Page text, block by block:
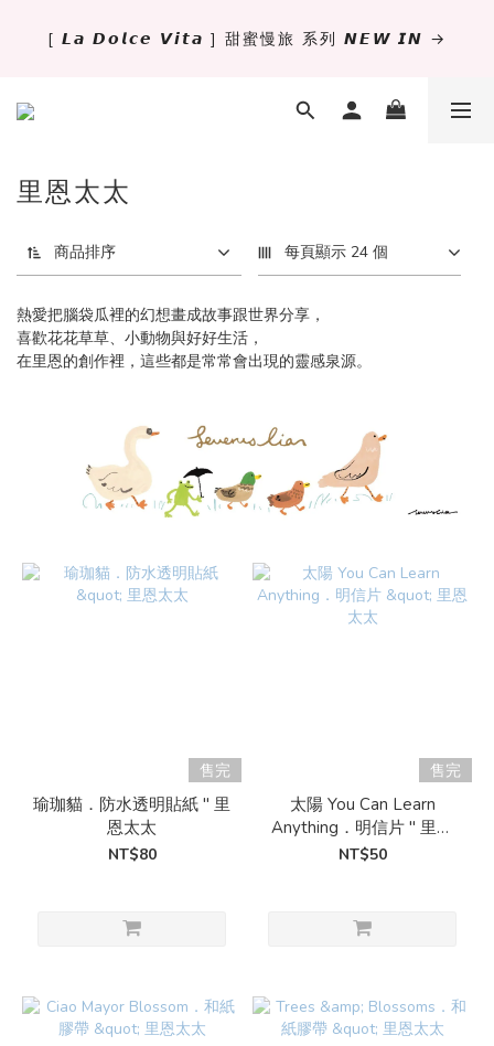
✨萬用手冊新尺寸進駐 .ᐟ.ᐟ  ꒰ 𝐌𝐈𝐍𝐈𝟔 這裡挑 ➜ ꒱
[ 𝙇𝙖 𝘿𝙤𝙡𝙘𝙚 𝙑𝙞𝙩𝙖 ] 甜蜜慢旅 系列 𝙉𝙀𝙒 𝙄𝙉 →
獨立文具店 X iMAT 聯名印章墊 ୨୧💝滿額送蛇年限定切
✨萬用手冊新尺寸進駐 .ᐟ.ᐟ  ꒰ 𝐌𝐈𝐍𝐈𝟔 這裡挑 ➜ ꒱
里恩太太
商品排序 每頁顯示 24 個
熱愛把腦袋瓜裡的幻想畫成故事跟世界分享，
喜歡花花草草、小動物與好好生活，
在里恩的創作裡，這些都是常常會出現的靈感泉源。
售完
瑜珈貓．防水透明貼紙 " 里
恩太太
NT$80
售完
太陽 You Can Learn
Anything．明信片 " 里恩
太太
NT$50